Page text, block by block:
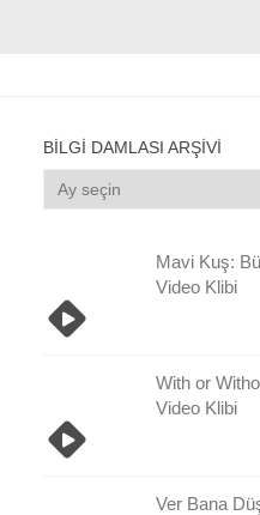
BILGI DAMLASI ARŞIVI
Bilgi
Damlası
Mavi Kuş:
Video Klibi
With or
Video Klibi
Ver Bana